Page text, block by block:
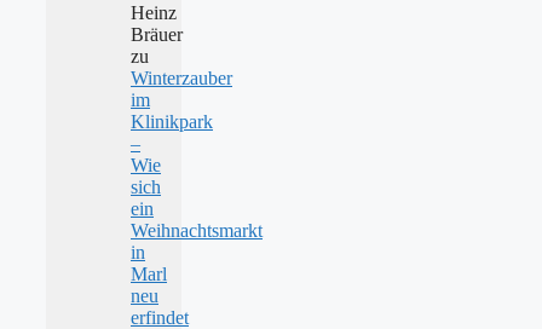
Heinz
Bräuer
zu
Winterzauber
im
Klinikpark
–
Wie
sich
ein
Weihnachtsmarkt
in
Marl
neu
erfindet